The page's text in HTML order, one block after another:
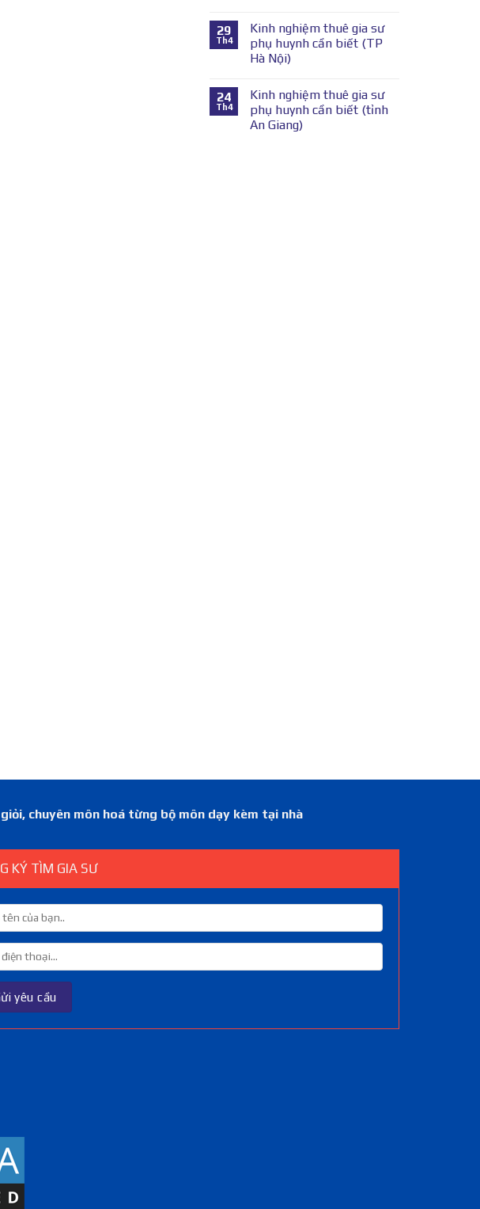
29
Th4
Kinh nghiệm thuê gia sư
phụ huynh cần biết (TP
Hà Nội)
24
Th4
Kinh nghiệm thuê gia sư
phụ huynh cần biết (tỉnh
An Giang)
chuyên môn hoá từng bộ môn dạy kèm tại nhà
KÝ TÌM GIA SƯ